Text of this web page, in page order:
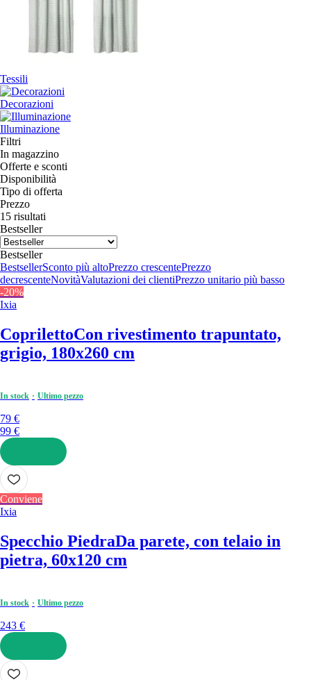
Tessili
Decorazioni
Illuminazione
Filtri
In magazzino
Offerte e sconti
Disponibilità
Tipo di offerta
Prezzo
15 risultati
Bestseller
Bestseller
BestsellerSconto più altoPrezzo crescentePrezzo
decrescenteNovitàValutazioni dei clientiPrezzo unitario più basso
-20%
Ixia
CoprilettoCon rivestimento trapuntato,
grigio, 180x260 cm
In stock Ultimo pezzo
79 €
99 €
AGGIUNGI
Conviene
Ixia
Specchio PiedraDa parete, con telaio in
pietra, 60x120 cm
In stock Ultimo pezzo
243 €
AGGIUNGI